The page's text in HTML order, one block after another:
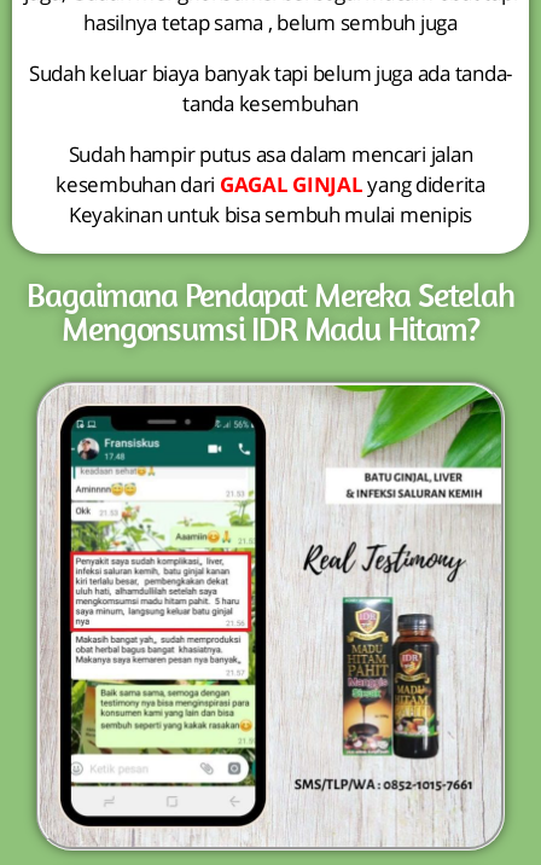
hasilnya tetap sama , belum sembuh juga
Sudah keluar biaya banyak tapi belum juga ada tanda-
tanda kesembuhan
Sudah hampir putus asa dalam mencari jalan
kesembuhan dari GAGAL GINJALyang diderita
Keyakinan untuk bisa sembuh mulai menipis
Bagaimana Pendapat Mereka Setelah
Mengonsumsi IDR Madu Hitam?